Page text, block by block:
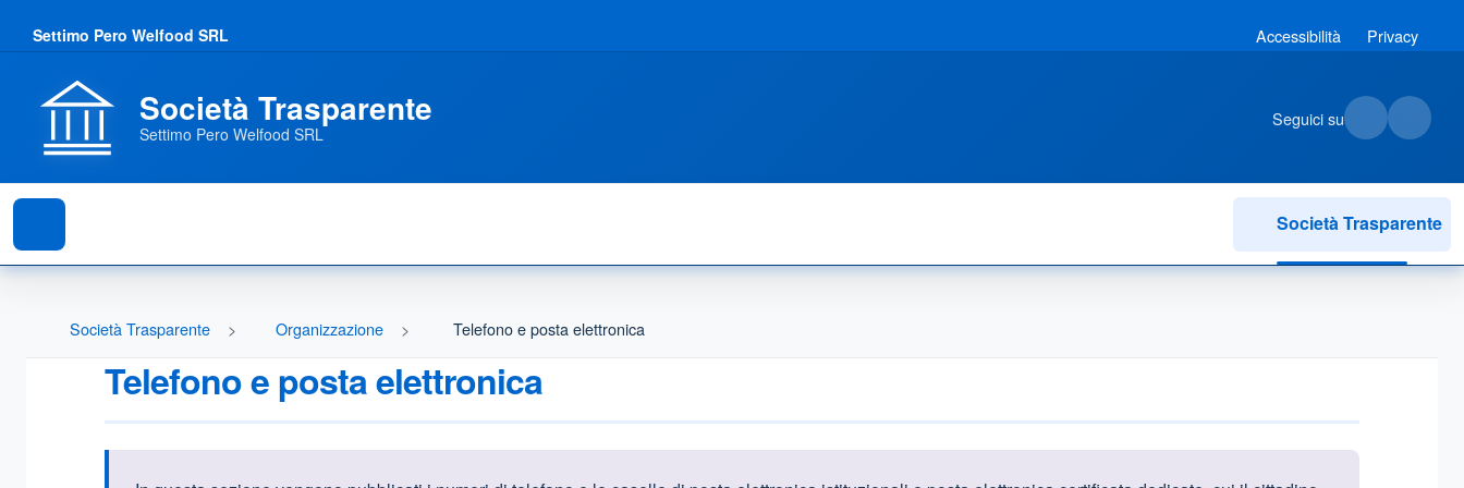
Settimo Pero Welfood SRL Accessibilità Privacy
Società Trasparente
Settimo Pero Welfood SRL
Seguici su
Società Trasparente
Società Trasparente Organizzazione Telefono e posta elettronica
Telefono e posta elettronica